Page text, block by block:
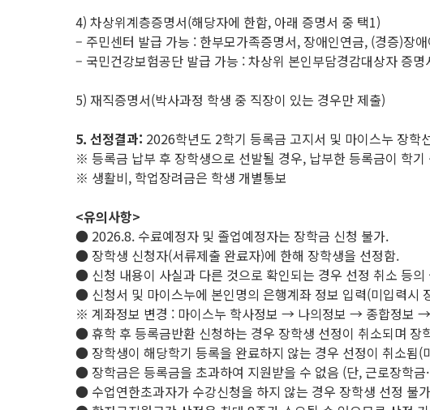
4) 차상위계층증명서(해당자에 한함, 아래 증명서 중 택1)
– 주민센터 발급 가능 : 한부모가족증명서, 장애인연금, (경증)장
– 국민건강보험공단 발급 가능 : 차상위 본인부담경감대상자 증명
5) 재직증명서(박사과정 학생 중 직장이 있는 경우만 제출)
5. 선정결과: 2026학년도 2학기 등록금 고지서 및 마이스누 장학
※ 등록금 납부 후 장학생으로 선발될 경우, 납부한 등록금이 학기
※ 생활비, 학업장려금은 학생 개별통보
<유의사항>
● 2026.8. 수료예정자 및 졸업예정자는 장학금 신청 불가.
● 장학생 신청자(서류제출 완료자)에 한해 장학생을 선정함.
● 신청 내용이 사실과 다른 것으로 확인되는 경우 선정 취소 등의
● 신청서 및 마이스누에 본인명의 은행계좌 정보 입력(미입력시
※ 계좌정보 변경 : 마이스누 학사정보 → 나의정보 → 종합정보
● 휴학 후 등록금반환 신청하는 경우 장학생 선정이 취소되며 장
● 장학생이 해당학기 등록을 완료하지 않는 경우 선정이 취소됨(
● 장학금은 등록금을 초과하여 지원받을 수 없음 (단, 근로장학
● 수업연한초과자가 수강신청을 하지 않는 경우 장학생 선정 불